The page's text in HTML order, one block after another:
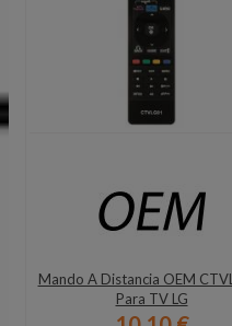
Mando A Distancia OEM
Para TV LG